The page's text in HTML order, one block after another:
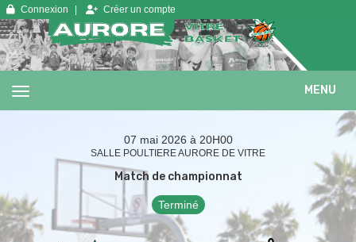
Connexion Créer un compte
MENU
07 mai 2026 à 20H00
SALLE POULTIERE AURORE DE VITRE
Match de championnat
Terminé
Panneau de gestion des cookies